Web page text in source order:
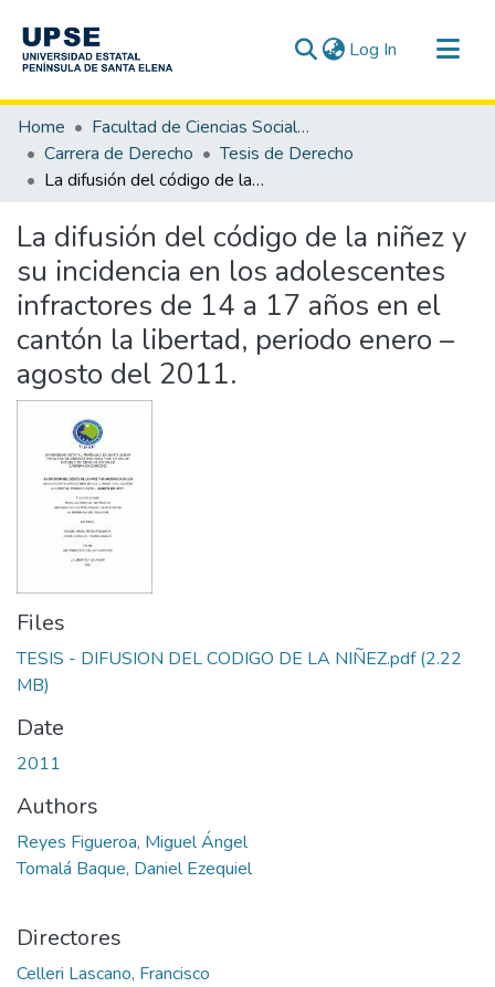
Log In (current)
Communities & Collections
All of DSpace
Statistics
Home
Facultad de Ciencias Sociales y de la Salud
Carrera de Derecho
Tesis de Derecho
La difusión del código de la niñez y su incidencia en los adolescentes infractores de 14 a 17 años en el cantón la libertad, periodo enero – agosto del 2011.
La difusión del código de la niñez y
su incidencia en los adolescentes
infractores de 14 a 17 años en el
cantón la libertad, periodo enero –
agosto del 2011.
Files
TESIS - DIFUSION DEL CODIGO DE LA NIÑEZ.pdf(2.22
MB)
Date
2011
Authors
Reyes Figueroa, Miguel Ángel
Tomalá Baque, Daniel Ezequiel
Directores
Celleri Lascano, Francisco